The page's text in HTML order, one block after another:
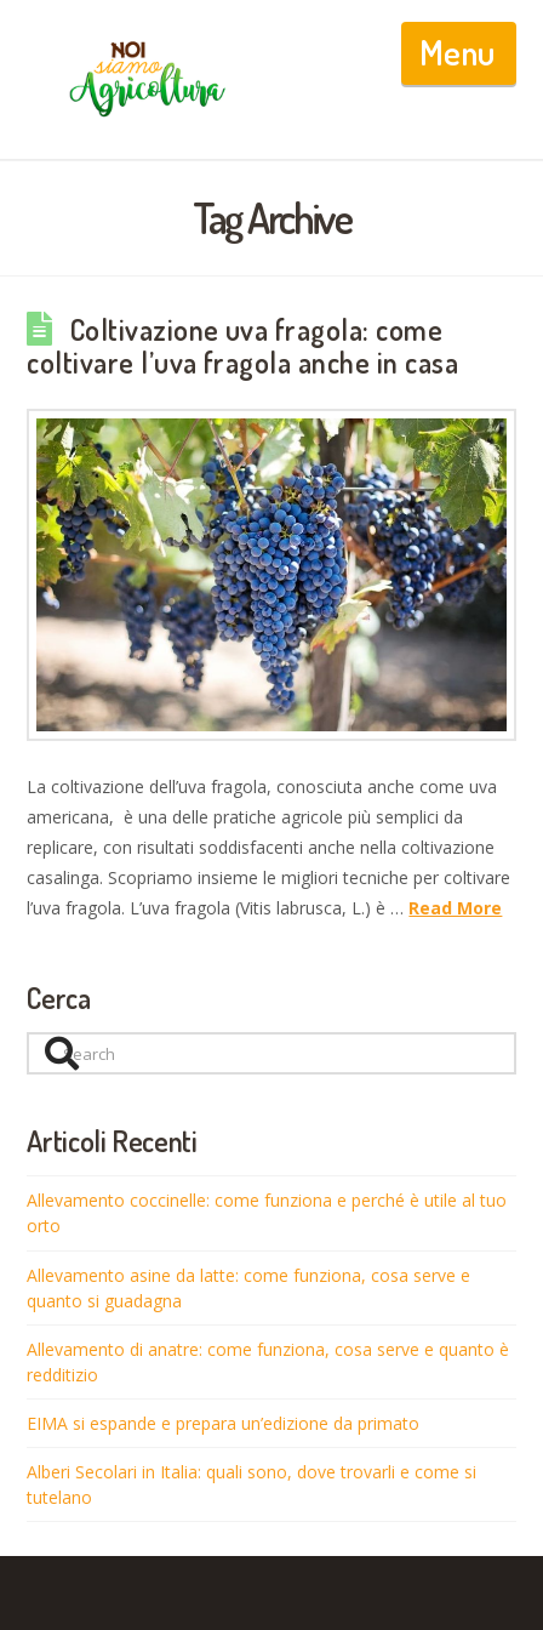
Tag Archive
Coltivazione uva fragola: come
coltivare l’uva fragola anche in casa
La coltivazione dell’uva fragola, conosciuta anche come uva
americana, è una delle pratiche agricole più semplici da
replicare, con risultati soddisfacenti anche nella coltivazione
casalinga. Scopriamo insieme le migliori tecniche per coltivare
l’uva fragola. L’uva fragola (Vitis labrusca, L.) è … Read More
Cerca
Search
Articoli Recenti
Allevamento coccinelle: come funziona e perché è utile al tuo
orto
Allevamento asine da latte: come funziona, cosa serve e
quanto si guadagna
Allevamento di anatre: come funziona, cosa serve e quanto è
redditizio
EIMA si espande e prepara un’edizione da primato
Alberi Secolari in Italia: quali sono, dove trovarli e come si
tutelano